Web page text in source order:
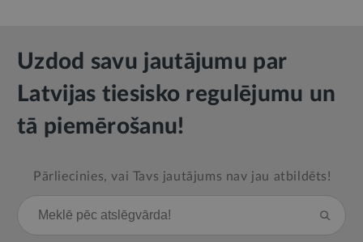
Uzdod savu jautājumu par
Latvijas tiesisko regulējumu un
tā piemērošanu!
Pārliecinies, vai Tavs jautājums nav jau atbildēts!